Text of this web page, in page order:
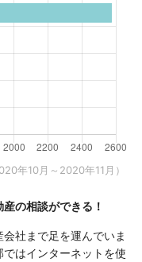
年10月～2020年11月）
産の相談ができる！
社まで足を運んでいま
はインターネットを使